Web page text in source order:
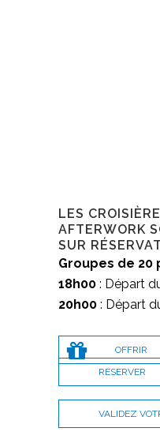
LES
AFTERWORK
SUR
Groupes de 20
18h00 : Départ
20h00 : Départ
OFFRIR
RESERVER
VALIDEZ